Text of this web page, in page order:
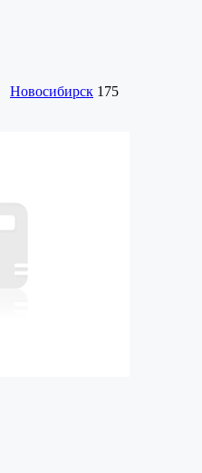
Новосибирск 175